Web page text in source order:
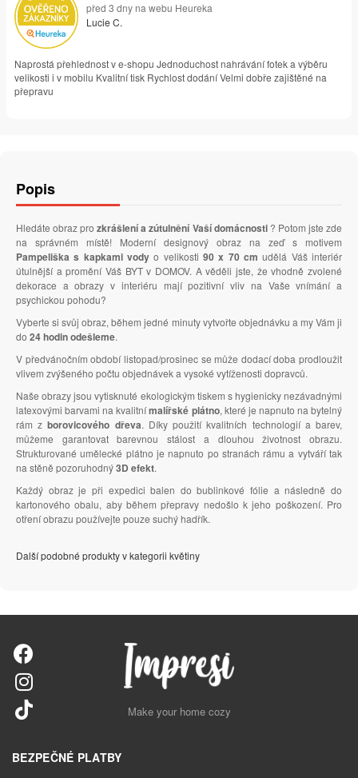
před 3 dny na webu Heureka
Lucie C.
Naprostá přehlednost v e-shopu Jednoduchost nahrávání fotek a výběru
velikosti i v mobilu Kvalitní tisk Rychlost dodání Velmi dobře zajištěné na
přepravu
Popis
Hledáte obraz prozkrášlení a zútulnění Vaší domácnosti? Potom jste zde
na správném místě! Moderní designový obraz na zeď s motivem
Pampeliška s kapkami vody o velikosti 90 x 70 cm udělá Váš interiér
útulnější a promění Váš BYT v DOMOV. A věděli jste, že vhodně zvolené
dekorace a obrazy v interiéru mají pozitivní vliv na Vaše vnímání a
psychickou pohodu?
Vyberte si svůj obraz, během jedné minuty vytvořte objednávku a my Vám ji
do 24 hodin odešleme.
V předvánočním období listopad/prosinec se může dodací doba prodloužit
vlivem zvýšeného počtu objednávek a vysoké vytíženosti dopravců.
Naše obrazy jsou vytisknuté ekologickým tiskem s hygienicky nezávadnými
latexovými barvami na kvalitnímalířské plátno, které je napnuto na bytelný
rám zborovicového dřeva. Díky použití kvalitních technologií a barev,
můžeme garantovat barevnou stálost a dlouhou životnost obrazu.
Strukturované umělecké plátno je napnuto po stranách rámu a vytváří tak
na stěně pozoruhodný3D efekt.
Každý obraz je při expedici balen do bublinkové fólie a následně do
kartonového obalu, aby během přepravy nedošlo k jeho poškození. Pro
otření obrazu používejte pouze suchý hadřík.
Další podobné produkty v kategorii květiny
Make your home cozy
BEZPEČNÉ PLATBY